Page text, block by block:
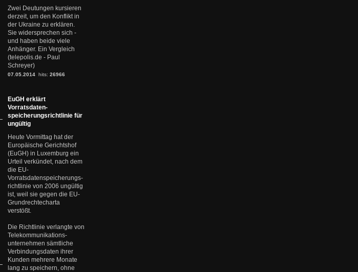
Zwei Deutungen kursieren
derzeit, um den Konflikt in
der Ukraine zu erklären.
Sie widersprechen sich -
und haben beide viele
Anhänger. Ein Vergleich
(telepolis.de - Paul
Schreyer)
07.05.2014 hits: 26966
EuGH erklärt
Vorratsdaten-
speicherungsrichtlinie für
ungültig
Heute Vormittag hat der
Europäische Gerichtshof
(EuGH) in Luxemburg ein
Urteil verkündet, nach dem
die EU-
Vorratsdatenspeicherungs-
richtlinie von 2006 ungültig
ist, weil sie gegen die EU-
Grundrechtecharta
verstößt.
Die Richtlinie verlangte von
Telekommunikations-
unternehmen sämtliche
Verbindungsdaten ihrer
Kunden mehrere Monate
lang zu speichern, ohne